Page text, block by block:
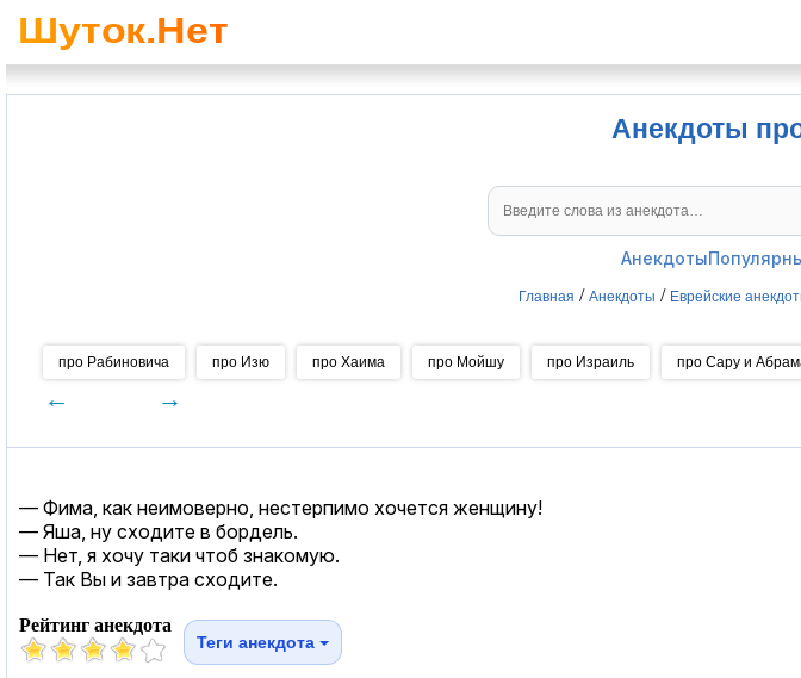
Анекдоты
Анекдоты
Главная / Анекдоты / Еврейские
про Рабиновича про Изю про Хаима про Мойшу про Израиль про Сару и
← →
— Фима, как неимоверно, нестерпимо хочется женщину!
— Яша, ну сходите в бордель.
— Нет, я хочу таки чтоб знакомую.
— Так Вы и завтра сходите.
Рейтинг анекдота
Теги анекдота